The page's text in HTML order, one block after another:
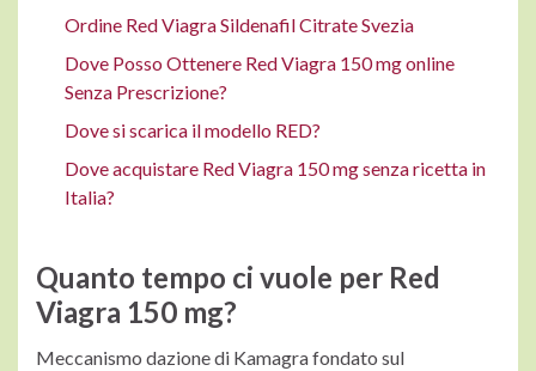
Ordine Red Viagra Sildenafil Citrate Svezia
Dove Posso Ottenere Red Viagra 150 mg online
Senza Prescrizione?
Dove si scarica il modello RED?
Dove acquistare Red Viagra 150 mg senza ricetta in
Italia?
Quanto tempo ci vuole per Red
Viagra 150 mg?
Meccanismo dazione di Kamagra fondato sul